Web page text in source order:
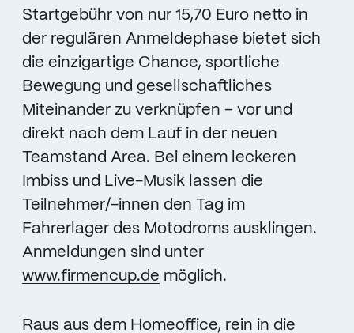
Startgebühr von nur 15,70 Euro netto in
der regulären Anmeldephase bietet sich
die einzigartige Chance, sportliche
Bewegung und gesellschaftliches
Miteinander zu verknüpfen – vor und
direkt nach dem Lauf in der neuen
Teamstand Area. Bei einem leckeren
Imbiss und Live-Musik lassen die
Teilnehmer/-innen den Tag im
Fahrerlager des Motodroms ausklingen.
Anmeldungen sind unter
www.firmencup.de möglich.
Raus aus dem Homeoffice, rein in die